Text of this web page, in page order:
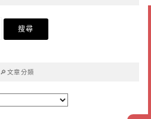
🔎文章分類